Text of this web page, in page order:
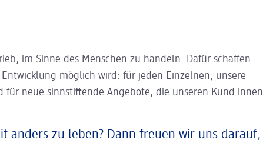
im Sinne des Menschen zu handeln. Dafür schaffen
möglich wird: für jeden Einzelnen, unsere
für neue sinnstiftende Angebote, die unseren Kund:innen
anders zu leben? Dann freuen wir uns darauf,